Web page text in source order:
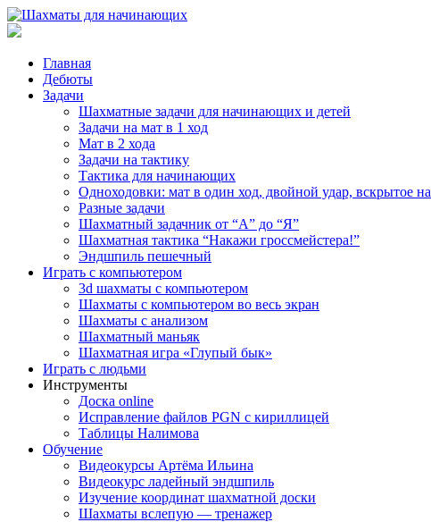
Главная
Дебюты
Задачи
Шахматные задачи для начинающих и детей
Задачи на мат в 1 ход
Мат в 2 хода
Задачи на тактику
Тактика для начинающих
Одноходовки: мат в один ход, двойной удар, вскрытое
Разные задачи
Шахматный задачник от “А” до “Я”
Шахматная тактика “Накажи гроссмейстера!”
Эндшпиль пешечный
Играть с компьютером
3d шахматы с компьютером
Шахматы с компьютером во весь экран
Шахматы с анализом
Шахматный маньяк
Шахматная игра «Глупый бык»
Играть с людьми
Инструменты
Доска online
Исправление файлов PGN с кириллицей
Таблицы Налимова
Обучение
Видеокурсы Артёма Ильина
Видеокурс ладейный эндшпиль
Изучение координат шахматной доски
Шахматы вслепую — тренажер